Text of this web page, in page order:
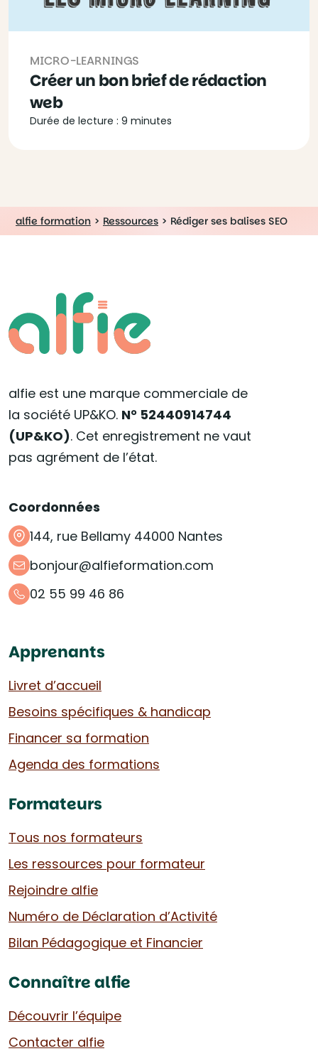
MICRO-LEARNINGS
Créer un bon brief de rédaction
web
Durée de lecture : 9 minutes
alfie formation > Ressources > Rédiger ses balises SEO
alfie est une marque commerciale de
la société UP&KO. N° 52440914744
(UP&KO). Cet enregistrement ne vaut
pas agrément de l’état.
Coordonnées
144, rue Bellamy 44000 Nantes
bonjour@alfieformation.com
02 55 99 46 86
Apprenants
Livret d’accueil
Besoins spécifiques & handicap
Financer sa formation
Agenda des formations
Formateurs
Tous nos formateurs
Les ressources pour formateur
Rejoindre alfie
Numéro de Déclaration d’Activité
Bilan Pédagogique et Financier
Connaître alfie
Découvrir l’équipe
Contacter alfie